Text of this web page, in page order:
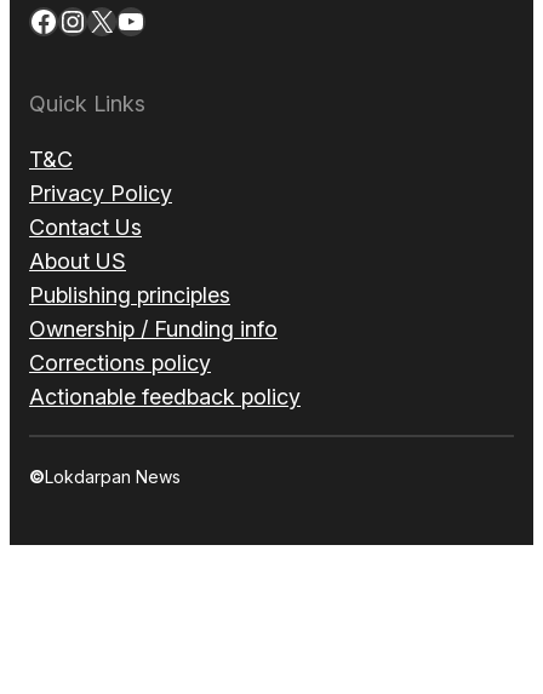
Facebook InstagramX YouTube
Quick Links
T&C
Privacy Policy
Contact Us
About US
Publishing principles
Ownership / Funding info
Corrections policy
Actionable feedback policy
©Lokdarpan News